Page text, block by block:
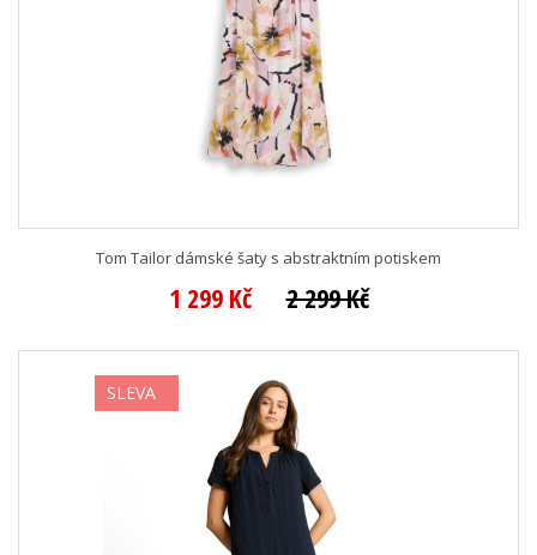
Tom Tailor dámské šaty s abstraktním potiskem
1 299 Kč 2 299 Kč
SLEVA